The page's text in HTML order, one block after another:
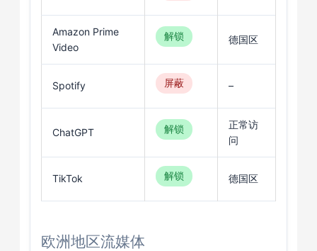
Amazon Prime
Video
解锁 德国区
Spotify 屏蔽 –
ChatGPT 解锁
正常访
问
TikTok 解锁 德国区
欧洲地区流媒体